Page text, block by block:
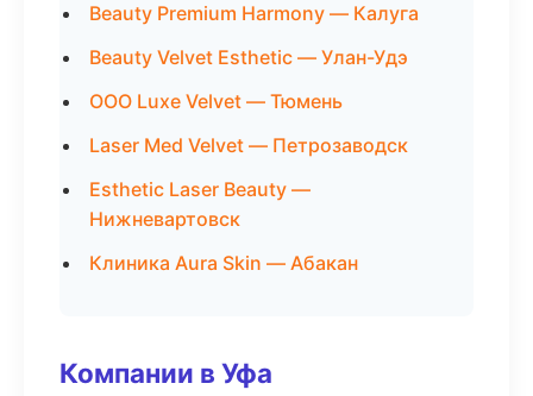
Beauty Premium Harmony — Калуга
Beauty Velvet Esthetic — Улан-Удэ
ООО Luxe Velvet — Тюмень
Laser Med Velvet — Петрозаводск
Esthetic Laser Beauty —
Нижневартовск
Клиника Aura Skin — Абакан
Компании в Уфа